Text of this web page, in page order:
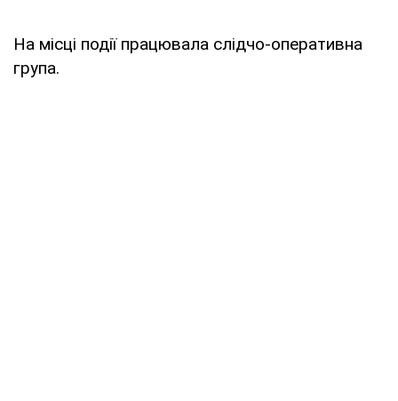
На місці події працювала слідчо-оперативна
група.